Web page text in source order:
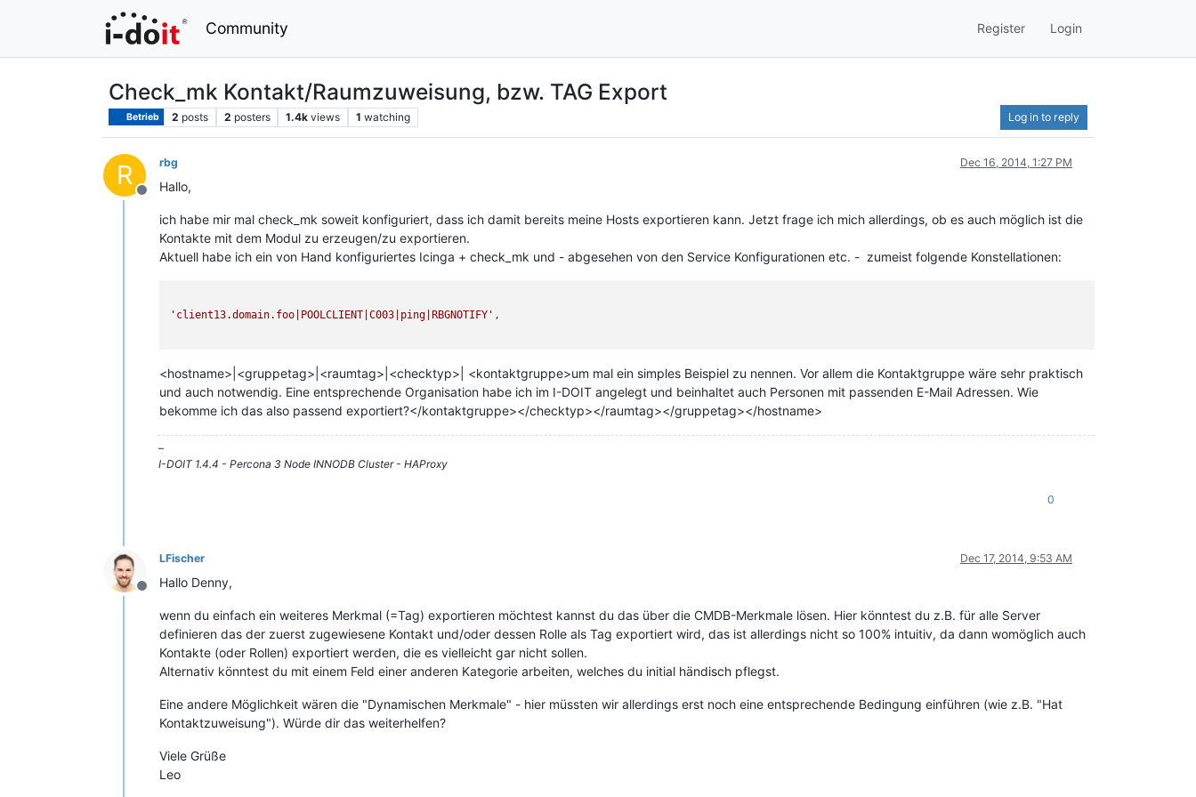
Community Register Login
Check_mk Kontakt/Raumzuweisung, bzw. TAG Export
Betrieb 2 posts 2 posters 1.4k views 1 watching Log in to reply
R
Offline
rbg Dec 16, 2014, 1:27 PM
Hallo,
ich habe mir mal check_mk soweit konfiguriert, dass ich damit bereits meine Hosts exportieren kann. Jetzt frage ich mich allerdings, ob es auch möglich ist die
Kontakte mit dem Modul zu erzeugen/zu exportieren.
Aktuell habe ich ein von Hand konfiguriertes Icinga + check_mk und - abgesehen von den Service Konfigurationen etc. - zumeist folgende Konstellationen:
'client13.domain.foo|POOLCLIENT|C003|ping|RBGNOTIFY' ,
<hostname>|<gruppetag>|<raumtag>|<checktyp>| <kontaktgruppe>um mal ein simples Beispiel zu nennen. Vor allem die Kontaktgruppe wäre sehr praktisch
und auch notwendig. Eine entsprechende Organisation habe ich im I-DOIT angelegt und beinhaltet auch Personen mit passenden E-Mail Adressen. Wie
bekomme ich das also passend exportiert?</kontaktgruppe></checktyp></raumtag></gruppetag></hostname>
–
I-DOIT 1.4.4 - Percona 3 Node INNODB Cluster - HAProxy
0
Offline
LFischer Dec 17, 2014, 9:53 AM
Hallo Denny,
wenn du einfach ein weiteres Merkmal (=Tag) exportieren möchtest kannst du das über die CMDB-Merkmale lösen. Hier könntest du z.B. für alle Server
definieren das der zuerst zugewiesene Kontakt und/oder dessen Rolle als Tag exportiert wird, das ist allerdings nicht so 100% intuitiv, da dann womöglich auch
Kontakte (oder Rollen) exportiert werden, die es vielleicht gar nicht sollen.
Alternativ könntest du mit einem Feld einer anderen Kategorie arbeiten, welches du initial händisch pflegst.
Eine andere Möglichkeit wären die "Dynamischen Merkmale" - hier müssten wir allerdings erst noch eine entsprechende Bedingung einführen (wie z.B. "Hat
Kontaktzuweisung"). Würde dir das weiterhelfen?
Viele Grüße
Leo